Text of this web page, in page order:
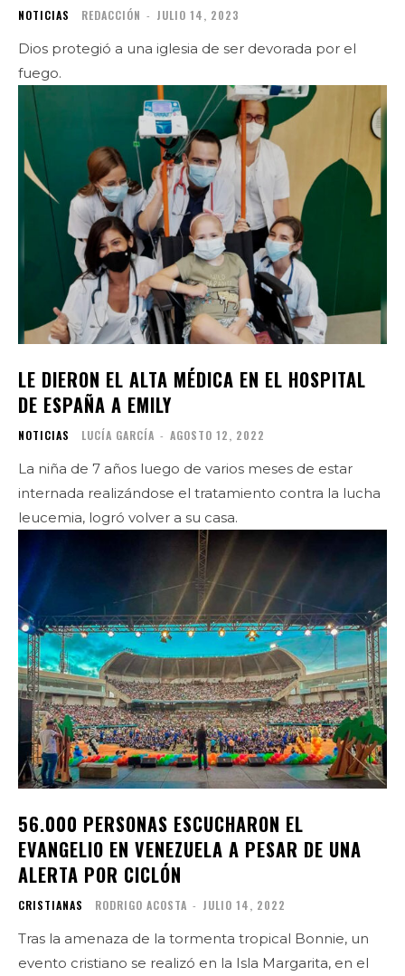
NOTICIAS REDACCIÓN - JULIO 14, 2023
Dios protegió a una iglesia de ser devorada por el
fuego.
LE DIERON EL ALTA MÉDICA EN EL HOSPITAL
DE ESPAÑA A EMILY
NOTICIAS LUCÍA GARCÍA - AGOSTO 12, 2022
La niña de 7 años luego de varios meses de estar
internada realizándose el tratamiento contra la lucha
leucemia, logró volver a su casa.
56.000 PERSONAS ESCUCHARON EL
EVANGELIO EN VENEZUELA A PESAR DE UNA
ALERTA POR CICLÓN
CRISTIANAS RODRIGO ACOSTA - JULIO 14, 2022
Tras la amenaza de la tormenta tropical Bonnie, un
evento cristiano se realizó en la Isla Margarita, en el